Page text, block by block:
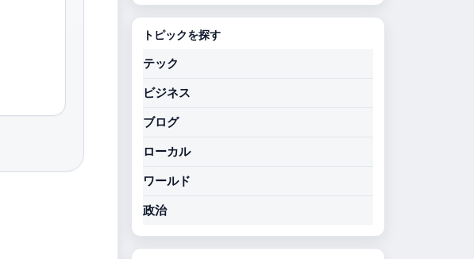
トピックを探す
テック
ビジネス
ブログ
ローカル
ワールド
政治